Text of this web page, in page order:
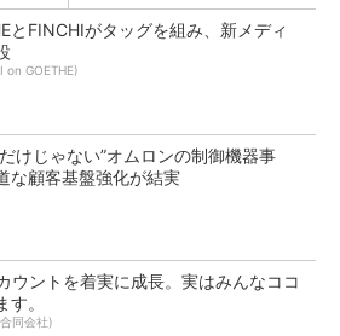
とFINCHIがタッグを組み、新メディ
on GOETHE)
けじゃない”オムロンの制御機器事
な顧客基盤強化が結実
ウントを着実に成長。実はみんなココ
す。
同会社)